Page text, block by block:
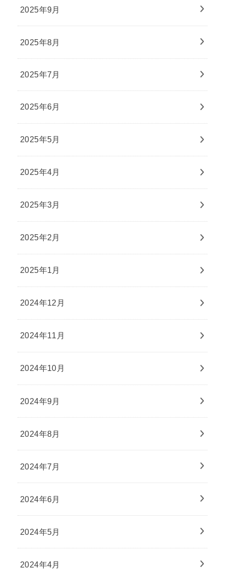
2025年9月
2025年8月
2025年7月
2025年6月
2025年5月
2025年4月
2025年3月
2025年2月
2025年1月
2024年12月
2024年11月
2024年10月
2024年9月
2024年8月
2024年7月
2024年6月
2024年5月
2024年4月